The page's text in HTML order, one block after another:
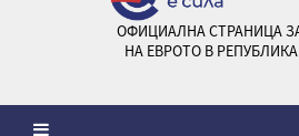
ОФИЦИАЛНА СТРАНИЦА
НА ЕВРОТО В